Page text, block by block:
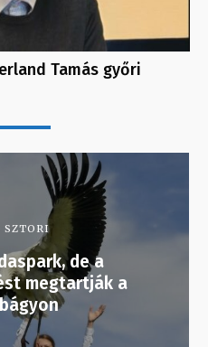
Tamás győri
SZTORI
de a
megtartják a